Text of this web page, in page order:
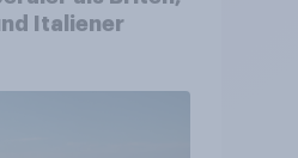
Italiener